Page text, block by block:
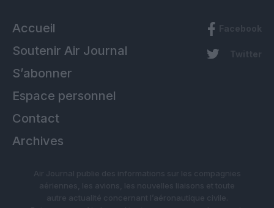
Accueil
Soutenir Air Journal
S’abonner
Espace personnel
Contact
Archives